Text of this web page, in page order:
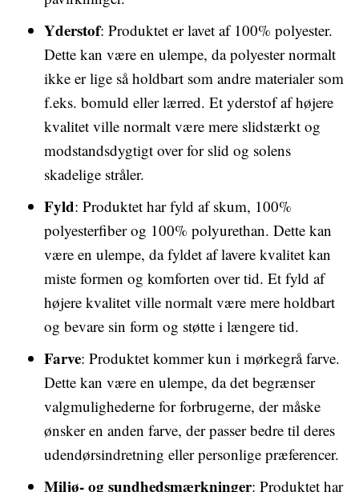
Yderstof: Produktet er lavet af 100% polyester.
Dette kan være en ulempe, da polyester normalt
ikke er lige så holdbart som andre materialer som
f.eks. bomuld eller lærred. Et yderstof af højere
kvalitet ville normalt være mere slidstærkt og
modstandsdygtigt over for slid og solens
skadelige stråler.
Fyld: Produktet har fyld af skum, 100%
polyesterfiber og 100% polyurethan. Dette kan
være en ulempe, da fyldet af lavere kvalitet kan
miste formen og komforten over tid. Et fyld af
højere kvalitet ville normalt være mere holdbart
og bevare sin form og støtte i længere tid.
Farve: Produktet kommer kun i mørkegrå farve.
Dette kan være en ulempe, da det begrænser
valgmulighederne for forbrugerne, der måske
ønsker en anden farve, der passer bedre til deres
udendørsindretning eller personlige præferencer.
Miljø- og sundhedsmærkninger: Produktet har